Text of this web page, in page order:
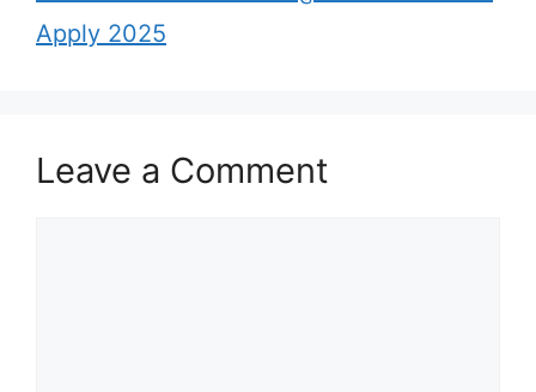
Apply 2025
Leave a Comment